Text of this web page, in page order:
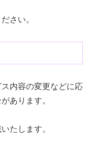
さい。
内容の変更などに応
あります。
たします。